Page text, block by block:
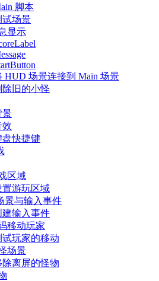
脚本
试场景
显示
HUD 场景连接到 Main 场景
除旧的小怪
景
效
盘快捷键
区域
置游玩区域
景与输入事件
建输入事件
移动玩家
试玩家的移动
场景
除离屏的怪物